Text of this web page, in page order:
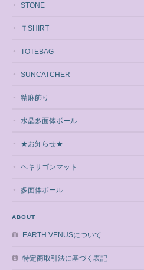
STONE
ＴSHIRT
TOTEBAG
SUNCATCHER
精麻飾り
水晶多面体ボール
★お知らせ★
ヘキサゴンマット
多面体ボール
ABOUT
EARTH VENUSについて
特定商取引法に基づく表記